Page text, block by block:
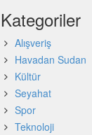
Kategoriler
Alışveriş
Havadan Sudan
Kültür
Seyahat
Spor
Teknoloji